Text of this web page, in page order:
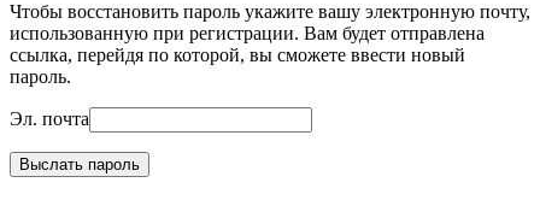
Чтобы восстановить пароль укажите вашу электронную почту,
использованную при регистрации. Вам будет отправлена
ссылка, перейдя по которой, вы сможете ввести новый
пароль.
Эл. почта
Выслать пароль